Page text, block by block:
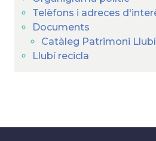
Telèfons i adreces
Documents
Catàleg Patrimoni Llubí
Llubí recicla